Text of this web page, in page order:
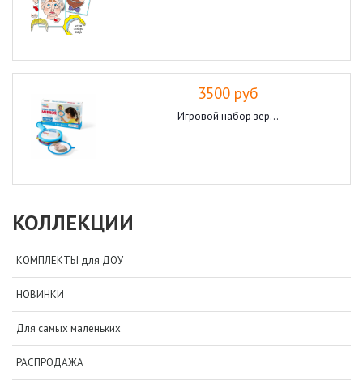
3500 руб
Игровой набор зер...
КОЛЛЕКЦИИ
КОМПЛЕКТЫ для ДОУ
НОВИНКИ
Для самых маленьких
РАСПРОДАЖА